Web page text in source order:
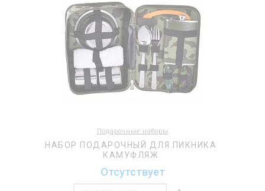
Подарочные наборы
НАБОР ПОДАРОЧНЫЙ ДЛЯ ПИКНИКА
КАМУФЛЯЖ
Отсутствует